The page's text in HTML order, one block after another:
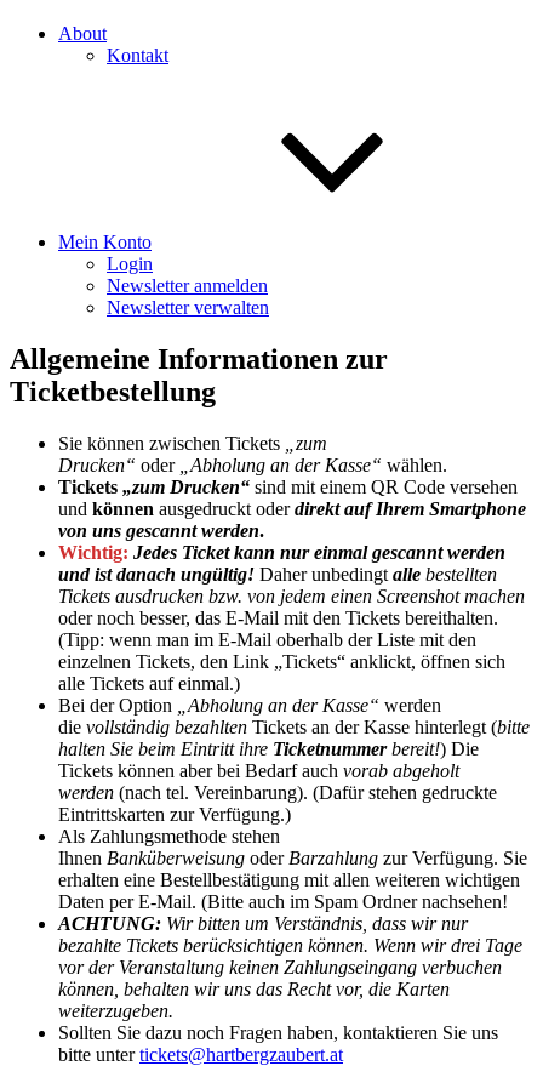
About
Kontakt
Mein Konto
Login
Newsletter anmelden
Newsletter verwalten
Allgemeine Informationen zur
Ticketbestellung
Sie können zwischen Tickets „zum
Drucken“ oder„Abholung an der Kasse“ wählen.
Tickets „zum Drucken“ sind mit einem QR Code versehen
und können ausgedruckt oderdirekt auf Ihrem Smartphone
von uns gescannt werden.
Wichtig: Jedes Ticket kann nur einmal gescannt werden
und ist danach ungültig! Daher unbedingt alle bestellten
Tickets ausdrucken bzw. von jedem einen Screenshot machen
oder noch besser, das E-Mail mit den Tickets bereithalten.
(Tipp: wenn man im E-Mail oberhalb der Liste mit den
einzelnen Tickets, den Link „Tickets“ anklickt, öffnen sich
alle Tickets auf einmal.)
Bei der Option
„Abholung an der Kasse“ werden
die vollständig bezahlten Tickets an der Kasse hinterlegt (bitte
halten Sie beim Eintritt ihre Ticketnummerbereit!) Die
Tickets können aber bei Bedarf auch vorab abgeholt
werden (nach tel. Vereinbarung). (Dafür stehen gedruckte
Eintrittskarten zur Verfügung.)
Als Zahlungsmethode stehen
Ihnen Banküberweisung oder Barzahlung zur Verfügung. Sie
erhalten eine Bestellbestätigung mit allen weiteren wichtigen
Daten per E-Mail. (Bitte auch im Spam Ordner nachsehen!
ACHTUNG: Wir bitten um Verständnis, dass wir nur
bezahlte Tickets berücksichtigen können. Wenn wir drei Tage
vor der Veranstaltung keinen Zahlungseingang verbuchen
können, behalten wir uns das Recht vor, die Karten
weiterzugeben.
Sollten Sie dazu noch Fragen haben, kontaktieren Sie uns
bitte untertickets@hartbergzaubert.at